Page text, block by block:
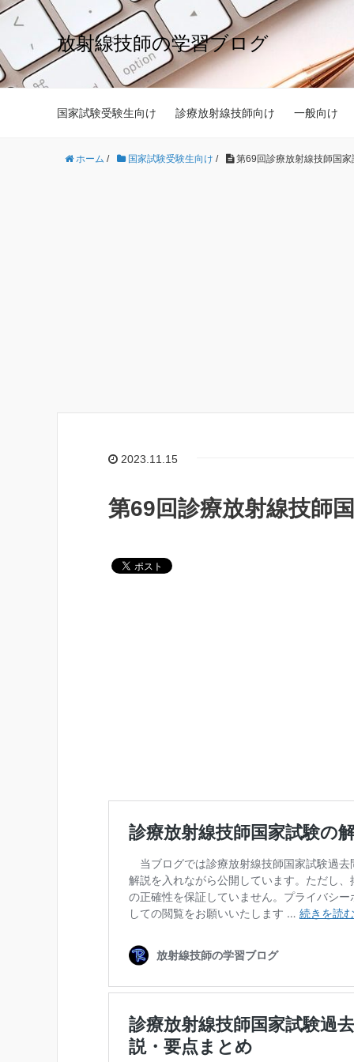
放射線技師の学習ブログ
国家試験受験生向け 診療放射線技師向け 一般向け
ホーム / 国家試験受験生向け / 第69回診療放射線技師国
2023.11.15
第69回診療放射線技師